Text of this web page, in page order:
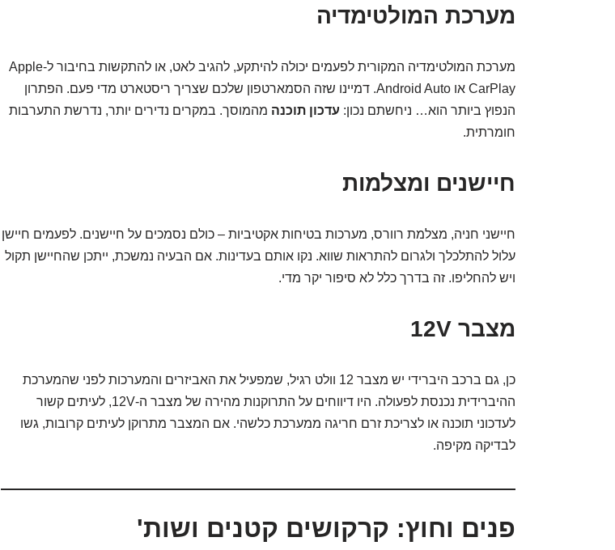
מערכת המולטימדיה
מערכת המולטימדיה המקורית לפעמים יכולה להיתקע, להגיב לאט, או להתקשות בחיבור ל-Apple
CarPlay או Android Auto. דמיינו שזה הסמארטפון שלכם שצריך ריסטארט מדי פעם. הפתרון
הנפוץ ביותר הוא… ניחשתם נכון: עדכון תוכנה מהמוסך. במקרים נדירים יותר, נדרשת התערבות
חומרתית.
חיישנים ומצלמות
חיישני חניה, מצלמת רוורס, מערכות בטיחות אקטיביות – כולם נסמכים על חיישנים. לפעמים חיישן
עלול להתלכלך ולגרום להתראות שווא. נקו אותם בעדינות. אם הבעיה נמשכת, ייתכן שהחיישן תקול
ויש להחליפו. זה בדרך כלל לא סיפור יקר מדי.
מצבר 12V
כן, גם ברכב היברידי יש מצבר 12 וולט רגיל, שמפעיל את האביזרים והמערכות לפני שהמערכת
ההיברידית נכנסת לפעולה. היו דיווחים על התרוקנות מהירה של מצבר ה-12V, לעיתים קשור
לעדכוני תוכנה או לצריכת זרם חריגה ממערכת כלשהי. אם המצבר מתרוקן לעיתים קרובות, גשו
לבדיקה מקיפה.
פנים וחוץ: קרקושים קטנים ושות'